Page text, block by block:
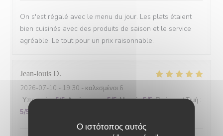
Ο ιστότοπος αυτός
On s'est régalé avec le menu du jour. Les plats étaient
bien cuisinés avec des produits de saison et le service
agréable. Le tout pour un prix raisonnable.
Jean-louis D
2026-07-10 - 19:30 - καλεσμένοι 6
Υπηρεσία:5/5 Ατμόσφαιρα:5/5 Μενού:5/5 Ποιότητα / Τιμή :
5/5